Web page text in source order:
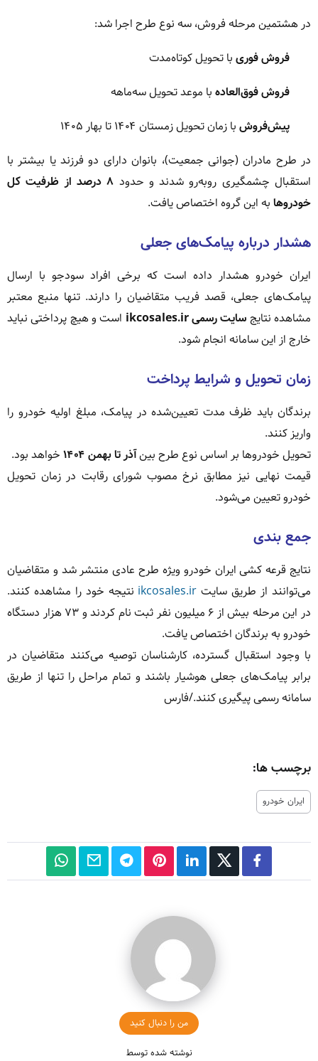
در هشتمین مرحله فروش، سه نوع طرح اجرا شد:
فروش فوری با تحویل کوتاه‌مدت
فروش فوق‌العاده با موعد تحویل سه‌ماهه
پیش‌فروش با زمان تحویل زمستان ۱۴۰۴ تا بهار ۱۴۰۵
در طرح مادران (جوانی جمعیت)، بانوان دارای دو فرزند یا بیشتر با
استقبال چشمگیری روبه‌رو شدند و حدود
۸ درصد از ظرفیت کل
خودروها به این گروه اختصاص یافت.
هشدار درباره پیامک‌های جعلی
ایران خودرو هشدار داده است که برخی افراد سودجو با ارسال
پیامک‌های جعلی، قصد فریب متقاضیان را دارند. تنها منبع معتبر
مشاهده نتایج سایت رسمی ikcosales.ir
است و هیچ پرداختی نباید
خارج از این سامانه انجام شود.
زمان تحویل و شرایط پرداخت
برندگان باید ظرف مدت تعیین‌شده در پیامک، مبلغ اولیه خودرو را
واریز کنند.
تحویل خودروها بر اساس نوع طرح بینآذر تا بهمن ۱۴۰۴
خواهد بود.
قیمت نهایی نیز مطابق نرخ مصوب شورای رقابت در زمان تحویل
خودرو تعیین می‌شود.
جمع بندی
نتایج قرعه کشی ایران خودرو ویژه طرح عادی منتشر شد و متقاضیان
می‌توانند از طریق سایت ikcosales.ir نتیجه خود را مشاهده کنند.
در این مرحله بیش از ۶ میلیون نفر ثبت نام کردند و ۷۳ هزار دستگاه
خودرو به برندگان اختصاص یافت.
با وجود استقبال گسترده، کارشناسان توصیه می‌کنند متقاضیان در
برابر پیامک‌های جعلی هوشیار باشند و تمام مراحل را تنها از طریق
سامانه رسمی پیگیری کنند./فارس
برچسب ها:
ایران خودرو
من را دنبال کنید
نوشته شده توسط